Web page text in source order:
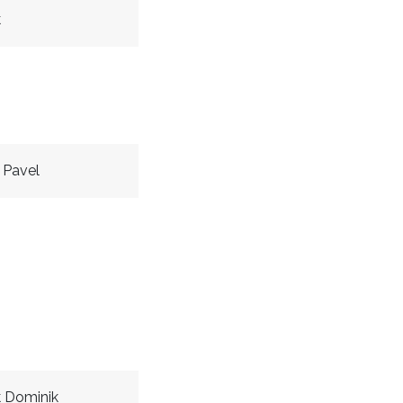
Dominik